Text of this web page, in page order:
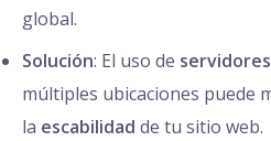
global.
Solución: El uso de
múltiples ubicaciones puede
la escabilidad de tu sitio web.